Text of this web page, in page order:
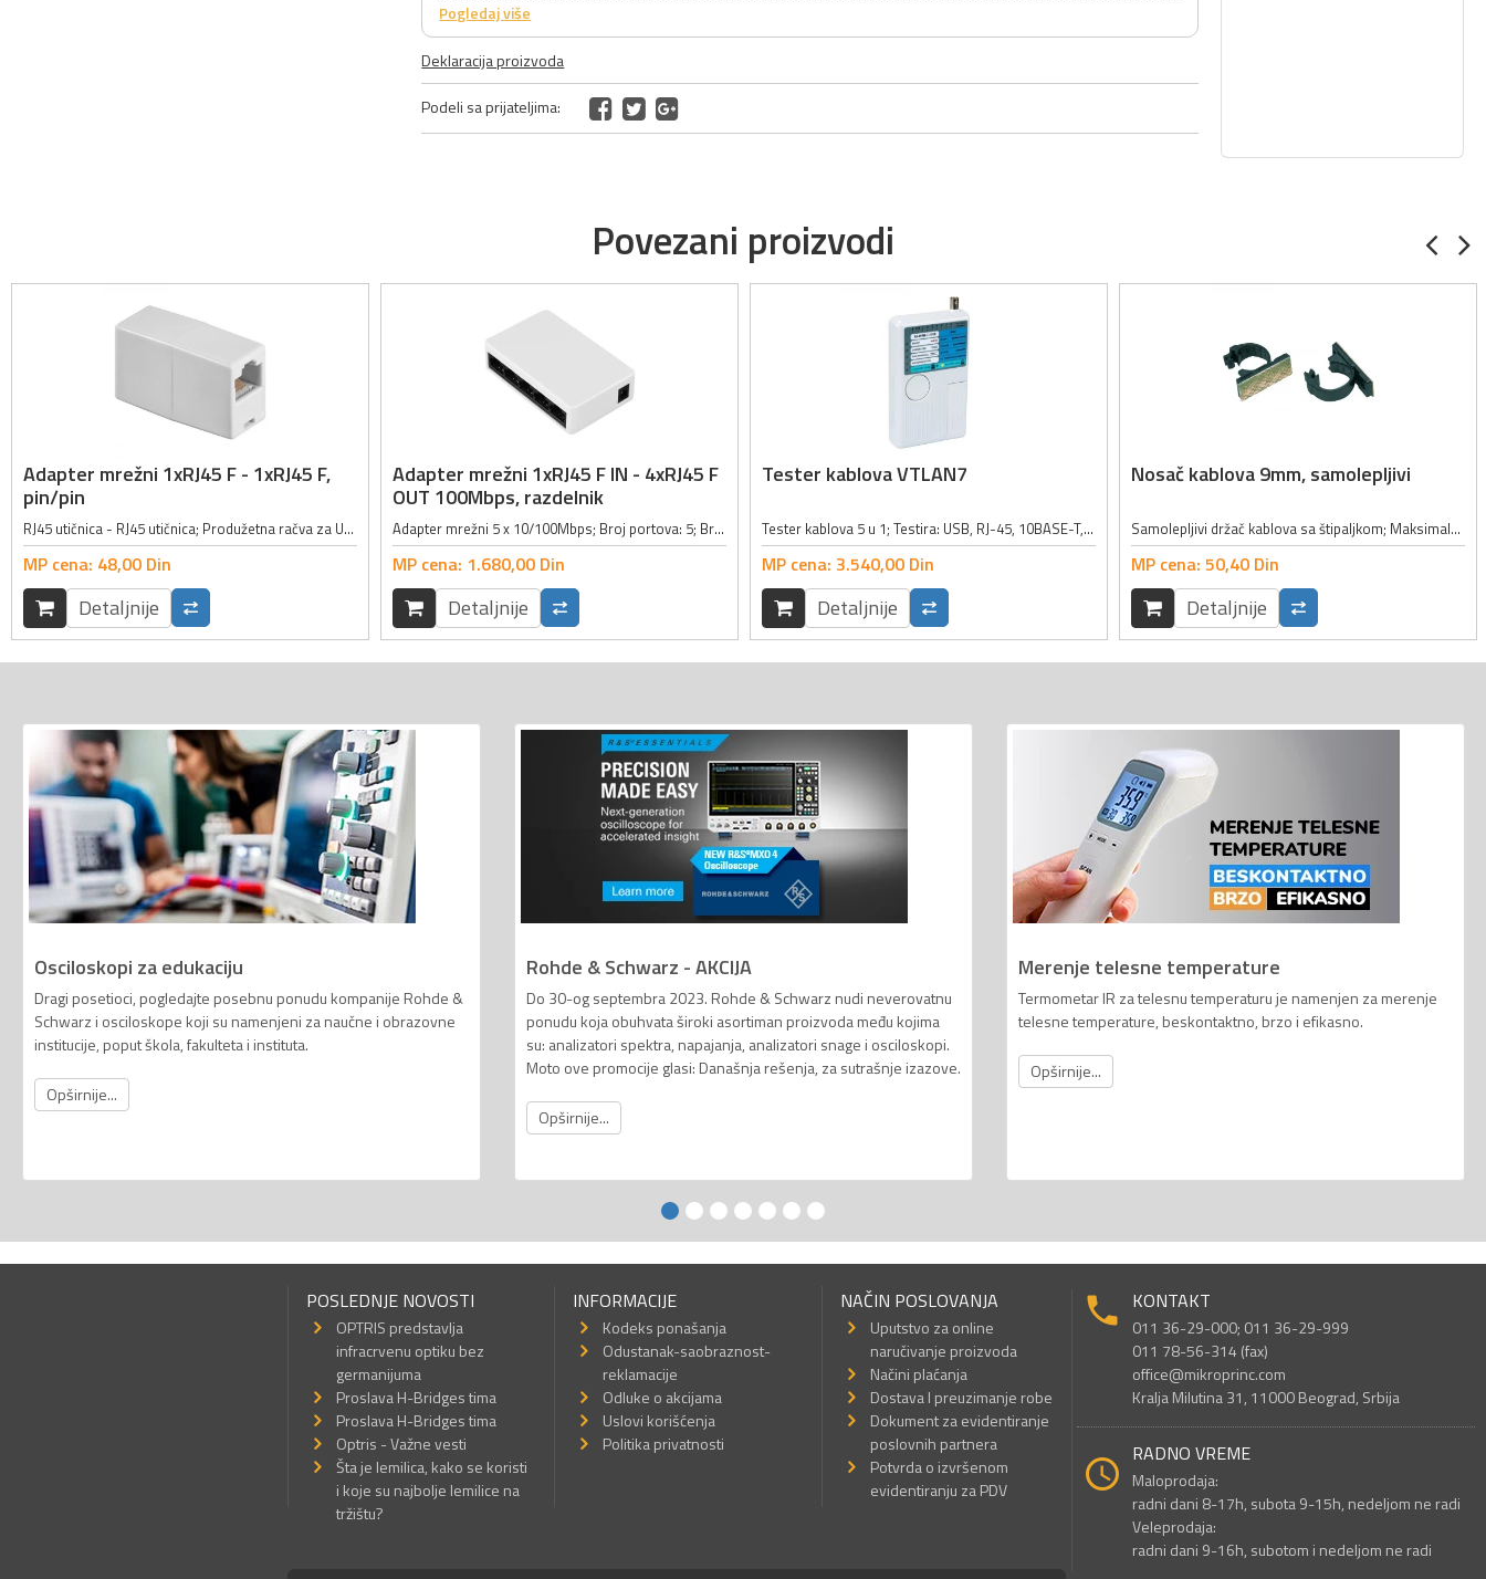
Pogledaj više
Deklaracija proizvoda
Podeli sa prijateljima:
Povezani proizvodi
Adapter mrežni 1xRJ45 F - 1xRJ45 F,
pin/pin
RJ45 utičnica - RJ45 utičnica; Produžetna račva za UTP RJ45 kabl;
MP cena: 48,00 Din
Detaljnije
Adapter mrežni 1xRJ45 F IN - 4xRJ45 F
OUT 100Mbps, razdelnik
Adapter mrežni 5 x 10/100Mbps; Broj portova: 5; Brzina prenosa: 10Mbps/100Mbps; Podržani protokoli: IEEE 802.3, IEEE 802.3u, IEEE 802.3x, IEEE 802.3az; Mrežni uređaji: 10Base-T, tri ili više tipova UTP 10Base-TX, pet tipova UTP;...
MP cena: 1.680,00 Din
Detaljnije
Tester kablova VTLAN7
Tester kablova 5 u 1; Testira: USB, RJ-45, 10BASE-T, Token Ring, RJ11/12 kablove; Napajanje: 9VDC baterija (ne dolazi uz uređaj);
MP cena: 3.540,00 Din
Detaljnije
Nosač kablova 9mm, samolepljivi
Samolepljivi držač kablova sa štipaljkom; Maksimalni ukupni prečnik kablova: 9mm
MP cena: 50,40 Din
Detaljnije
Osciloskopi za edukaciju
Dragi posetioci, pogledajte posebnu ponudu kompanije Rohde &
Schwarz i osciloskope koji su namenjeni za naučne i obrazovne
institucije, poput škola, fakulteta i instituta.
Opširnije...
Rohde & Schwarz - AKCIJA
Do 30-og septembra 2023. Rohde & Schwarz nudi neverovatnu
ponudu koja obuhvata široki asortiman proizvoda među kojima
su: analizatori spektra, napajanja, analizatori snage i osciloskopi.
Moto ove promocije glasi: Današnja rešenja, za sutrašnje izazove.
Opširnije...
Merenje telesne temperature
Termometar IR za telesnu temperaturu je namenjen za merenje
telesne temperature, beskontaktno, brzo i efikasno.
Opširnije...
POSLEDNJE NOVOSTI
OPTRIS predstavlja
infracrvenu optiku bez
germanijuma
Proslava H-Bridges tima
Proslava H-Bridges tima
Optris - Važne vesti
Šta je lemilica, kako se koristi
i koje su najbolje lemilice na
tržištu?
INFORMACIJE
Kodeks ponašanja
Odustanak-saobraznost-
reklamacije
Odluke o akcijama
Uslovi korišćenja
Politika privatnosti
NAČIN POSLOVANJA
Uputstvo za online
naručivanje proizvoda
Načini plaćanja
Dostava I preuzimanje robe
Dokument za evidentiranje
poslovnih partnera
Potvrda o izvršenom
evidentiranju za PDV
KONTAKT
011 36-29-000; 011 36-29-999
011 78-56-314 (fax)
office@mikroprinc.com
Kralja Milutina 31, 11000 Beograd, Srbija
RADNO VREME
Maloprodaja:
radni dani 8-17h, subota 9-15h, nedeljom ne radi
Veleprodaja:
radni dani 9-16h, subotom i nedeljom ne radi